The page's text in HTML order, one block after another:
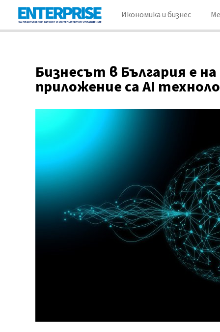
Икономика и бизнес
Бизнесът в България е
приложение са AI